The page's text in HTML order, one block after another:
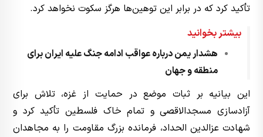
تأکید کرد که در برابر این توهین‌ها هرگز سکوت نخواهد کرد.
بیشتر بخوانید
هشدار یمن درباره عواقب ادامه جنگ علیه ایران برای
منطقه و جهان
این بیانیه بر ثبات موضع در حمایت از غزه، تلاش برای
آزادسازی مسجدالاقصی و تمام خاک فلسطین تأکید کرد و
شهادت عزالدین الحداد، فرمانده بزرگ مقاومت را به مجاهدان